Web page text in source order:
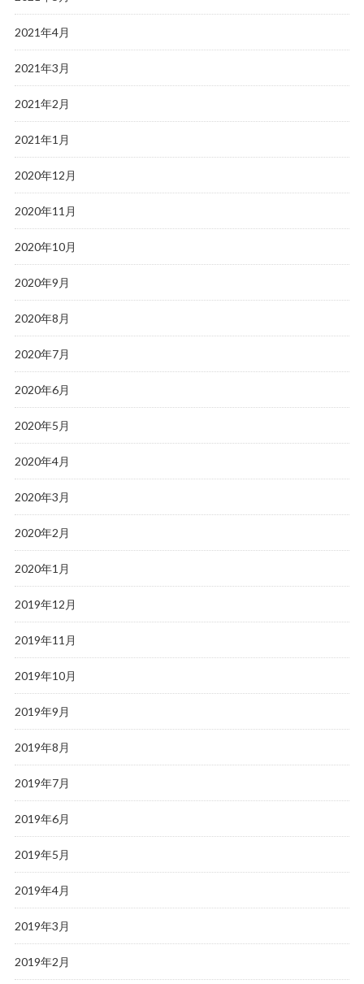
2021年4月
2021年3月
2021年2月
2021年1月
2020年12月
2020年11月
2020年10月
2020年9月
2020年8月
2020年7月
2020年6月
2020年5月
2020年4月
2020年3月
2020年2月
2020年1月
2019年12月
2019年11月
2019年10月
2019年9月
2019年8月
2019年7月
2019年6月
2019年5月
2019年4月
2019年3月
2019年2月